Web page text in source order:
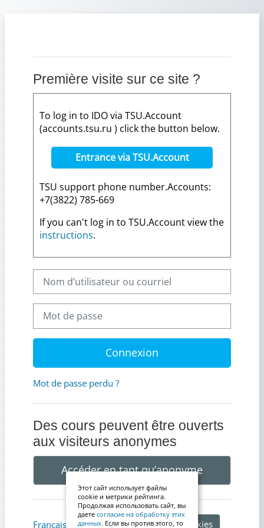
Première visite sur ce site ?
To log in to IDO via TSU.Account
(accounts.tsu.ru ) click the button below.
Entrance via TSU.Account
TSU support phone number.Accounts:
+7(3822) 785-669
If you can't log in to TSU.Account view the
instructions.
Mot de passe
Connexion
Mot de passe perdu ?
Des cours peuvent être ouverts
aux visiteurs anonymes
Accéder en tant qu’anonyme
Français ‎(fr)‎ Avis relatif aux cookies
Этот сайт использует файлы
cookie и метрики рейтинга.
Продолжая использовать сайт, вы
даете согласие на обработку этих
данных. Если вы против этого, то